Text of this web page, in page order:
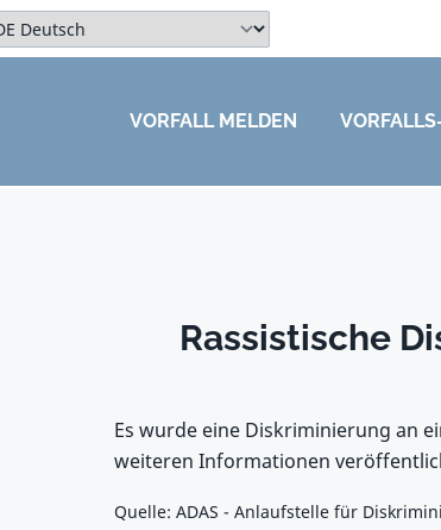
springen
springen
SPRINGEN
VORFALL MELDEN
Rassistische
Es wurde eine Diskriminierung an
weiteren Informationen
Quelle: ADAS - Anlaufstelle für